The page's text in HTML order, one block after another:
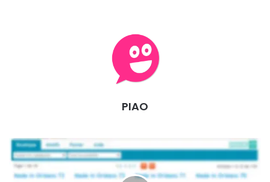
Afin d’optimiser son lancement, Ô Poudrier fait
financement sur MyMajorCompagny. Si vous croyez
promotions qui sont liées à votre donation, vous
pouvez dés à présent vous rendre sur la page du
projet à cette adresse
PIAO